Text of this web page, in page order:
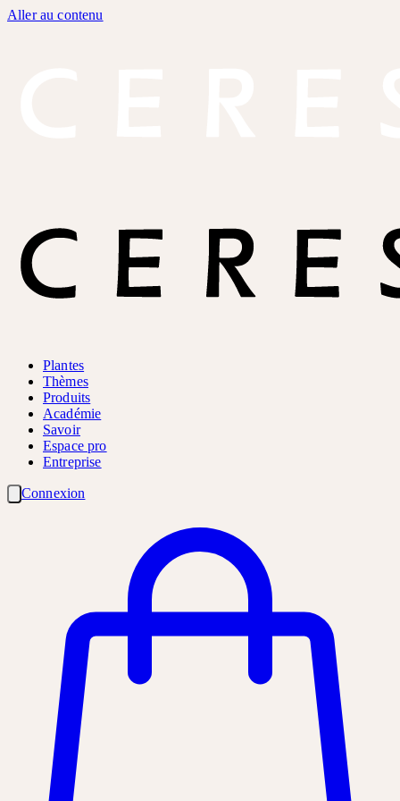
Aller au contenu
Plantes
Thèmes
Produits
Académie
Savoir
Espace pro
Entreprise
Connexion